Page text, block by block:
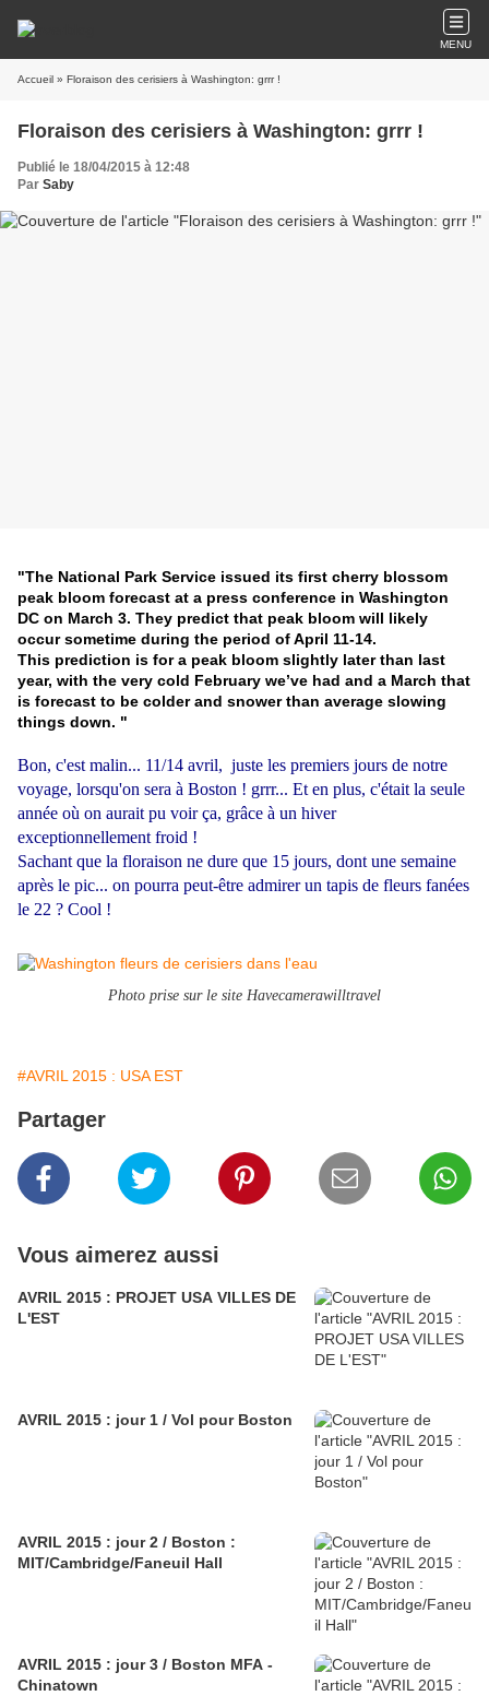
MENU
Accueil » Floraison des cerisiers à Washington: grrr !
Floraison des cerisiers à Washington: grrr !
Publié le 18/04/2015 à 12:48
Par Saby
"The National Park Service issued its first cherry blossom
peak bloom forecast at a press conference in Washington
DC on March 3. They predict that peak bloom will likely
occur sometime during the period of April 11-14.
This prediction is for a peak bloom slightly later than last
year, with the very cold February we’ve had and a March that
is forecast to be colder and snower than average slowing
things down. "
Bon, c'est malin... 11/14 avril, juste les premiers jours de notre
voyage, lorsqu'on sera à Boston ! grrr... Et en plus, c'était la seule
année où on aurait pu voir ça, grâce à un hiver
exceptionnellement froid !
Sachant que la floraison ne dure que 15 jours, dont une semaine
après le pic... on pourra peut-être admirer un tapis de fleurs fanées
le 22 ? Cool !
Photo prise sur le site Havecamerawilltravel
#AVRIL 2015 : USA EST
Partager
Vous aimerez aussi
AVRIL 2015 : PROJET USA VILLES DE
L'EST
AVRIL 2015 : jour 1 / Vol pour Boston
AVRIL 2015 : jour 2 / Boston :
MIT/Cambridge/Faneuil Hall
AVRIL 2015 : jour 3 / Boston MFA -
Chinatown